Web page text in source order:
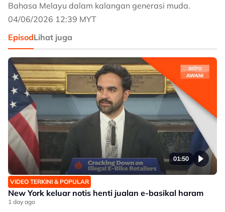
Bahasa Melayu dalam kalangan generasi muda.
04/06/2026 12:39 MYT
EpisodLihat juga
01:50
VIDEO TERKINI & POPULAR
New York keluar notis henti jualan e-basikal haram
1 day ago